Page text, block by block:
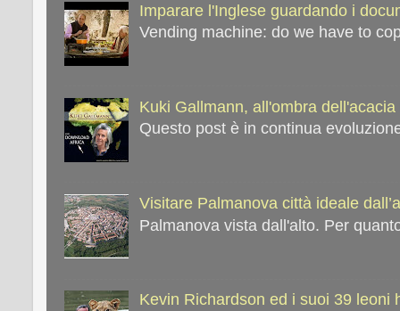
Imparare l'Inglese guardando i
Vending machine: do we have to
Kuki Gallmann, all'ombra
Questo post è in continua
Visitare Palmanova città ideale
Palmanova vista dall'alto. Per
Kevin Richardson ed i suoi 39 leoni